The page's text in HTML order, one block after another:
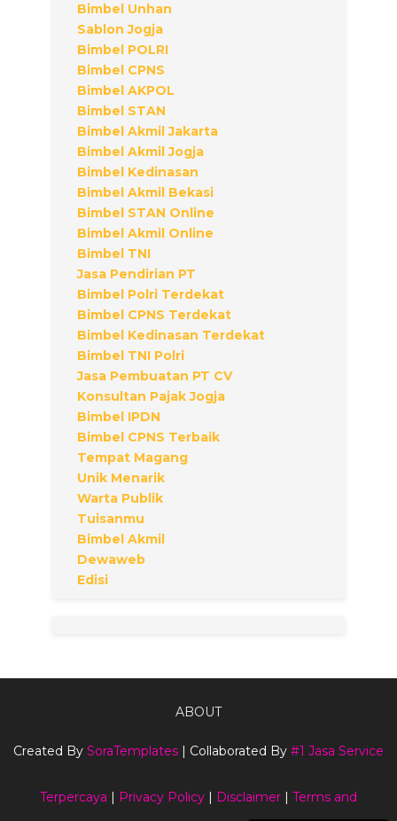
Bimbel Unhan
Sablon Jogja
Bimbel POLRI
Bimbel CPNS
Bimbel AKPOL
Bimbel STAN
Bimbel Akmil Jakarta
Bimbel Akmil Jogja
Bimbel Kedinasan
Bimbel Akmil Bekasi
Bimbel STAN Online
Bimbel Akmil Online
Bimbel TNI
Jasa Pendirian PT
Bimbel Polri Terdekat
Bimbel CPNS Terdekat
Bimbel Kedinasan Terdekat
Bimbel TNI Polri
Jasa Pembuatan PT CV
Konsultan Pajak Jogja
Bimbel IPDN
Bimbel CPNS Terbaik
Tempat Magang
Unik Menarik
Warta Publik
Tuisanmu
Bimbel Akmil
Dewaweb
Edisi
ABOUT
Created By SoraTemplates | Collaborated By #1 Jasa Service
Terpercaya | Privacy Policy | Disclaimer | Terms and